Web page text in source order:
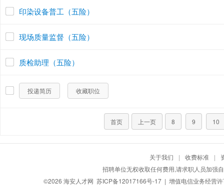
印染设备普工（五险）
现场质量监督（五险）
质检助理（五险）
投递简历 收藏职位
首页 上一页 8 9 10
关于我们 | 收费标准 |
招聘单位无权收取任何费用,请求职人员加强
©2026 海安人才网 苏ICP备12017166号-17| 增值电信业务经营许